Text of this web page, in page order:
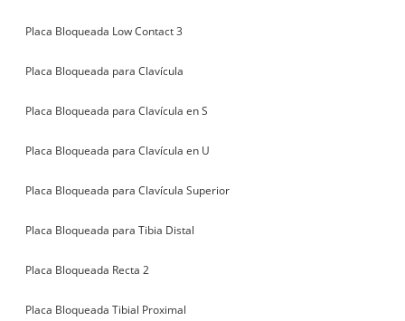
Placa Bloqueada Low Contact 3
Placa Bloqueada para Clavícula
Placa Bloqueada para Clavícula en S
Placa Bloqueada para Clavícula en U
Placa Bloqueada para Clavícula Superior
Placa Bloqueada para Tibia Distal
Placa Bloqueada Recta 2
Placa Bloqueada Tibial Proximal